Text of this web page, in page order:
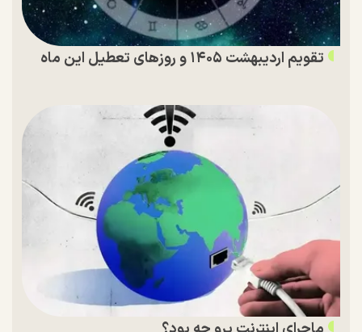
تقویم اردیبهشت ۱۴۰۵ و روز‌های تعطیل این ماه